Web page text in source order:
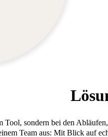
sondern bei den
Team aus: Mit Blick auf